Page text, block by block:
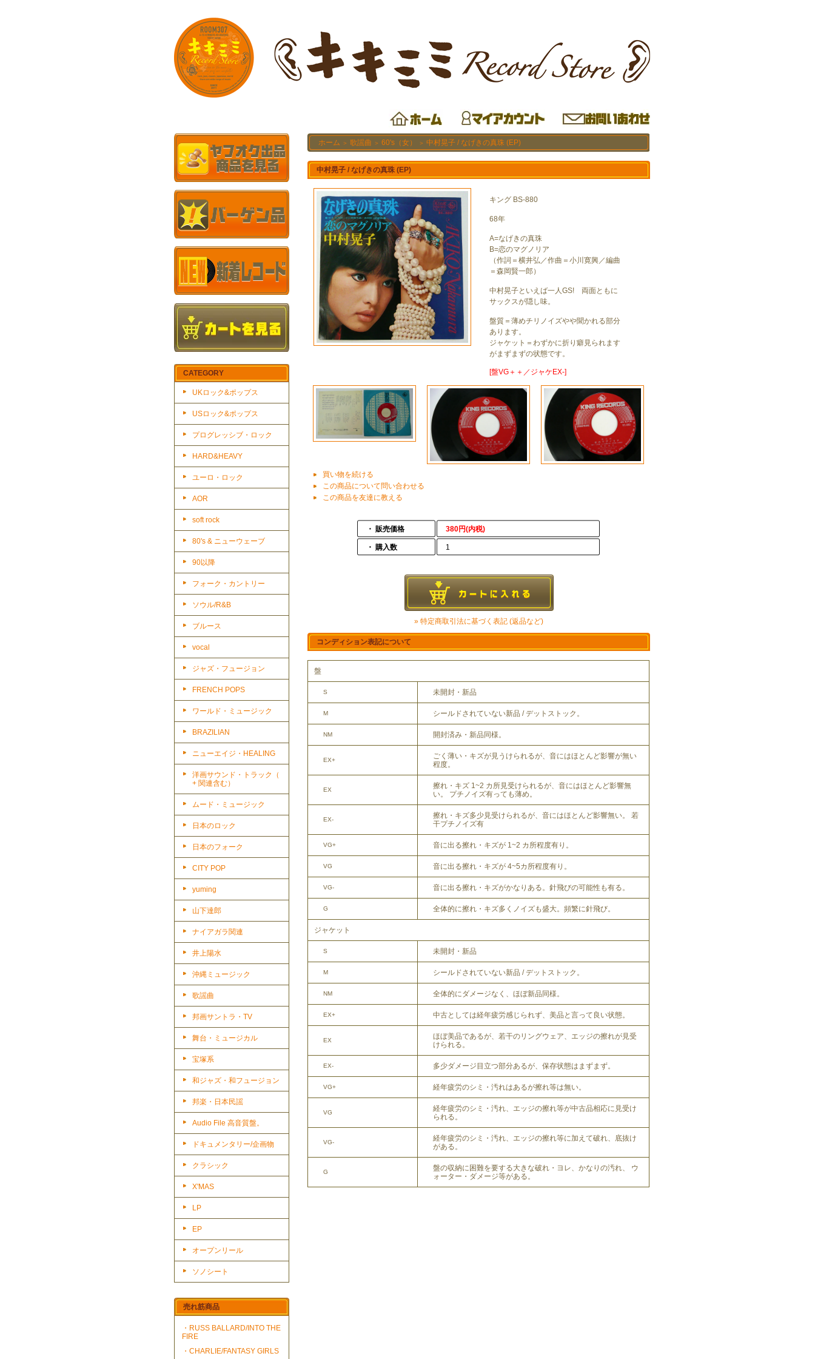
CATEGORY
UKロック&ポップス
USロック&ポップス
プログレッシブ・ロック
HARD&HEAVY
ユーロ・ロック
AOR
soft rock
80's & ニューウェーブ
90以降
フォーク・カントリー
ソウル/R&B
ブルース
vocal
ジャズ・フュージョン
FRENCH POPS
ワールド・ミュージック
BRAZILIAN
ニューエイジ・HEALING
洋画サウンド・トラック（
+ 関連含む）
ムード・ミュージック
日本のロック
日本のフォーク
CITY POP
yuming
山下達郎
ナイアガラ関連
井上陽水
沖縄ミュージック
歌謡曲
邦画サントラ・TV
舞台・ミュージカル
宝塚系
和ジャズ・和フュージョン
邦楽・日本民謡
Audio File 高音質盤。
ドキュメンタリー/企画物
クラシック
X'MAS
LP
EP
オープンリール
ソノシート
売れ筋商品
・RUSS BALLARD/INTO THE
FIRE
・CHARLIE/FANTASY GIRLS
ホーム ＞ 歌謡曲 ＞ 60's（女） ＞ 中村晃子 / なげきの真珠 (EP)
中村晃子 / なげきの真珠 (EP)
キング BS-880
68年
A=なげきの真珠
B=恋のマグノリア
（作詞＝横井弘／作曲＝小川寛興／編曲
＝森岡賢一郎）
中村晃子といえば一人GS! 両面ともに
サックスが隠し味。
盤質＝薄めチリノイズやや聞かれる部分
あります。
ジャケット＝わずかに折り癖見られます
がまずまずの状態です。
[盤VG＋＋／ジャケEX-]
買い物を続ける
この商品について問い合わせる
この商品を友達に教える
・ 販売価格 380円(内税)
・ 購入数 1
» 特定商取引法に基づく表記 (返品など)
コンディション表記について
盤
S 未開封・新品
M シールドされていない新品 / デットストック。
NM 開封済み・新品同様。
EX+
ごく薄い・キズが見うけられるが、音にはほとんど影響が無い
程度。
EX
擦れ・キズ 1~2 カ所見受けられるが、音にはほとんど影響無
い。 プチノイズ有っても薄め。
EX-
擦れ・キズ多少見受けられるが、音にはほとんど影響無い。 若
干プチノイズ有
VG+ 音に出る擦れ・キズが 1~2 カ所程度有り。
VG 音に出る擦れ・キズが 4~5カ所程度有り。
VG- 音に出る擦れ・キズがかなりある。針飛びの可能性も有る。
G 全体的に擦れ・キズ多くノイズも盛大。頻繁に針飛び。
ジャケット
S 未開封・新品
M シールドされていない新品 / デットストック。
NM 全体的にダメージなく、ほぼ新品同様。
EX+ 中古としては経年疲労感じられず、美品と言って良い状態。
EX
ほぼ美品であるが、若干のリングウェア、エッジの擦れが見受
けられる。
EX- 多少ダメージ目立つ部分あるが、保存状態はまずまず。
VG+ 経年疲労のシミ・汚れはあるが擦れ等は無い。
VG
経年疲労のシミ・汚れ、エッジの擦れ等が中古品相応に見受け
られる。
VG-
経年疲労のシミ・汚れ、エッジの擦れ等に加えて破れ、底抜け
がある。
G
盤の収納に困難を要する大きな破れ・ヨレ、かなりの汚れ、 ウ
ォーター・ダメージ等がある。